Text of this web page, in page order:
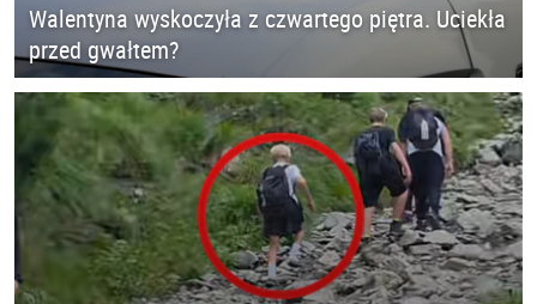
Walentyna wyskoczyła z czwartego piętra. Uciekła
przed gwałtem?